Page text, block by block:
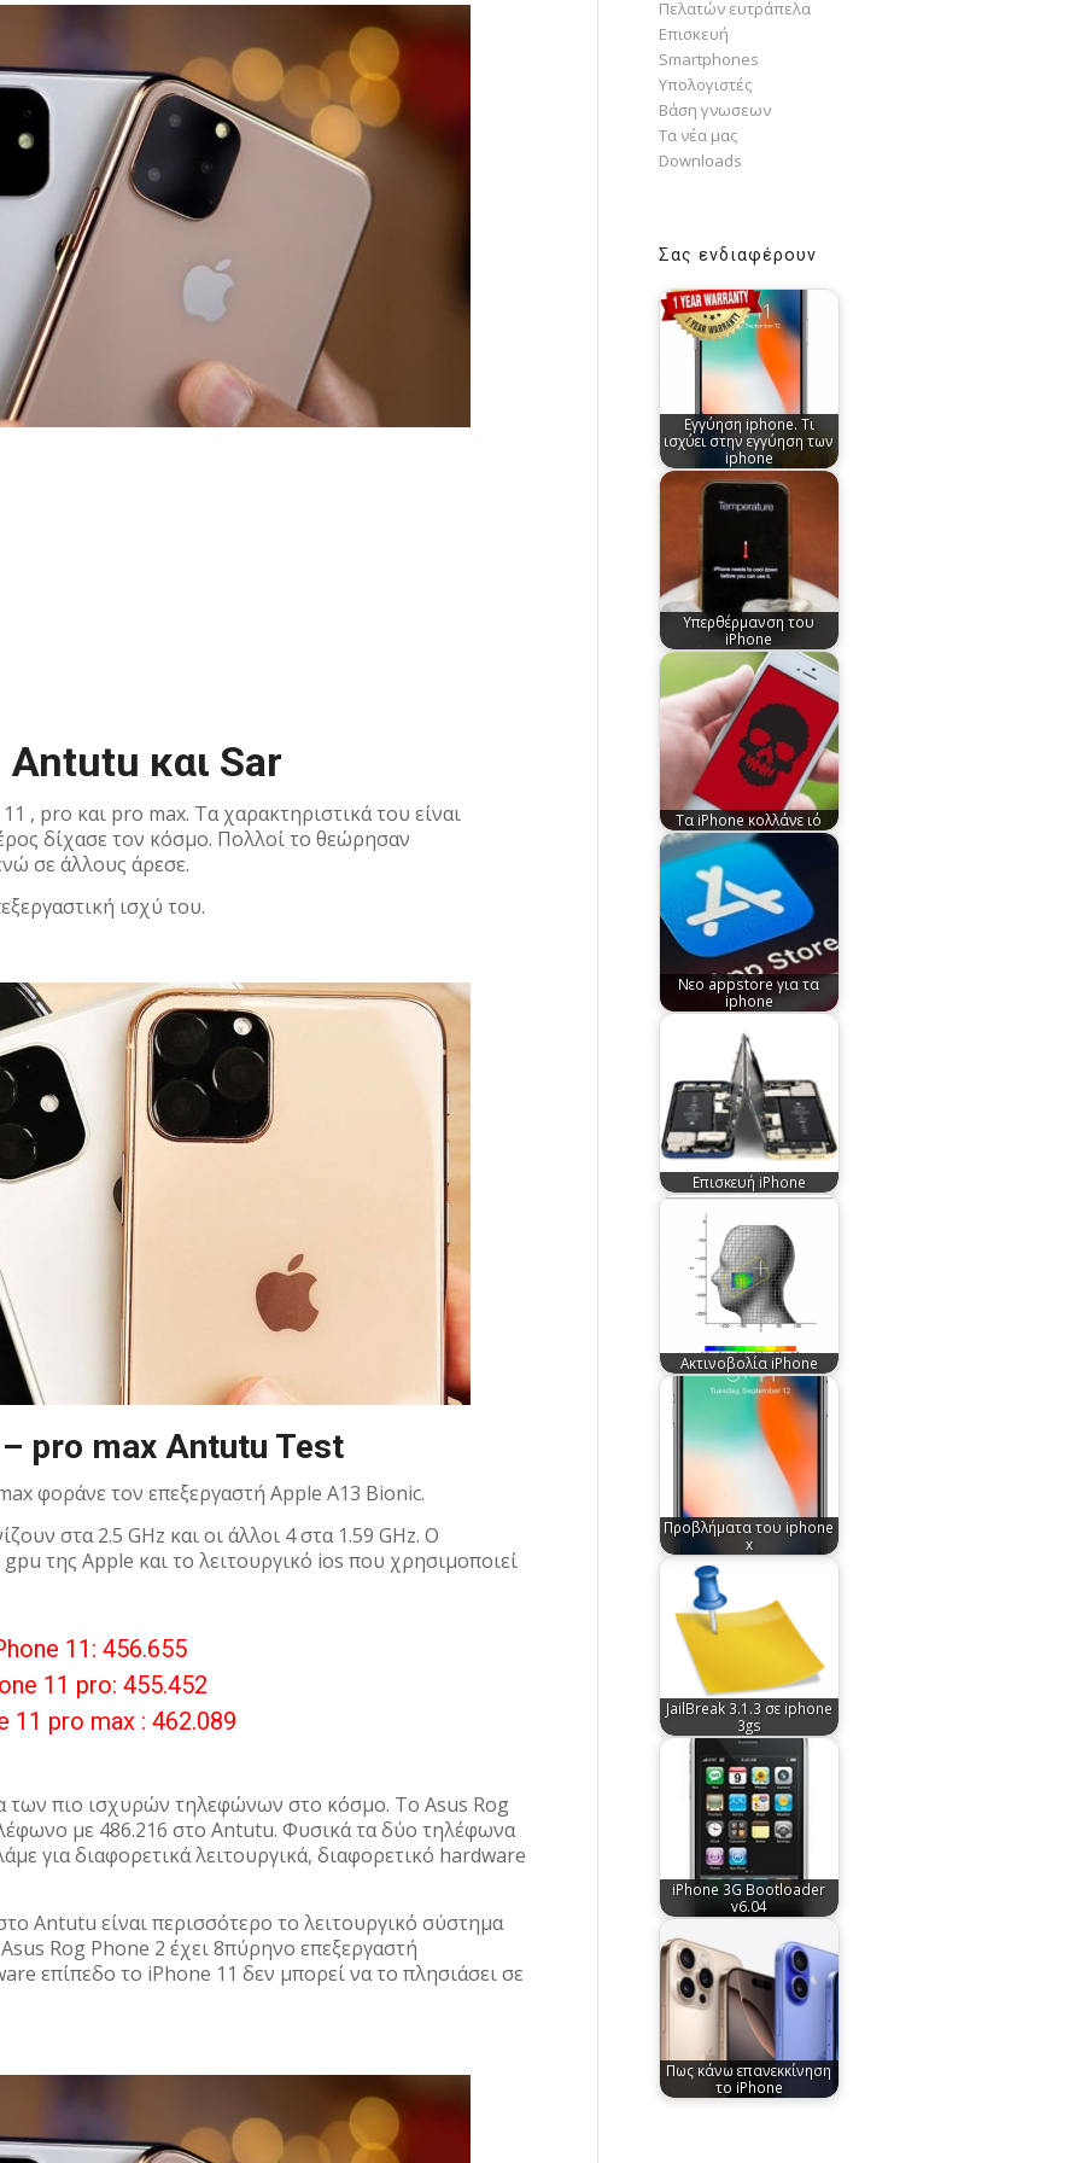
και Sar
, pro και pro max. Τα χαρακτηριστικά του είναι
δίχασε τον κόσμο. Πολλοί το θεώρησαν
σε άλλους άρεσε.
ισχύ του.
pro max Antutu Test
φοράνε τον επεξεργαστή Apple A13 Bionic.
στα 2.5 GHz και οι άλλοι 4 στα 1.59 GHz. Ο
της Apple και το λειτουργικό ios που χρησιμοποιεί
11: 456.655
11 pro:455.452
11 pro max : 462.089
των πιο ισχυρών τηλεφώνων στο κόσμο. Το Asus Rog
με 486.216 στο Antutu. Φυσικά τα δύο τηλέφωνα
για διαφορετικά λειτουργικά, διαφορετικό hardware
Antutu είναι περισσότερο το λειτουργικό σύστημα
Rog Phone 2 έχει 8πύρηνο επεξεργαστή
επίπεδο το iPhone 11 δεν μπορεί να το πλησιάσει σε
Πελατών ευτράπελα
Επισκευή
Smartphones
Υπολογιστές
Bάση γνωσεων
Τα νέα μας
Downloads
Σας ενδιαφέρουν
Εγγύηση iphone. Τι
ισχύει στην εγγύηση των
iphone
Υπερθέρμανση του
iPhone
Tα iPhone κολλάνε ιό
Nεο appstore για τα
iphone
Επισκευή iPhone
Ακτινοβολία iPhone
Προβλήματα του iphone
x
JailBreak 3.1.3 σε iphone
3gs
iPhone 3G Bootloader
v6.04
Πως κάνω επανεκκίνηση
το iPhone